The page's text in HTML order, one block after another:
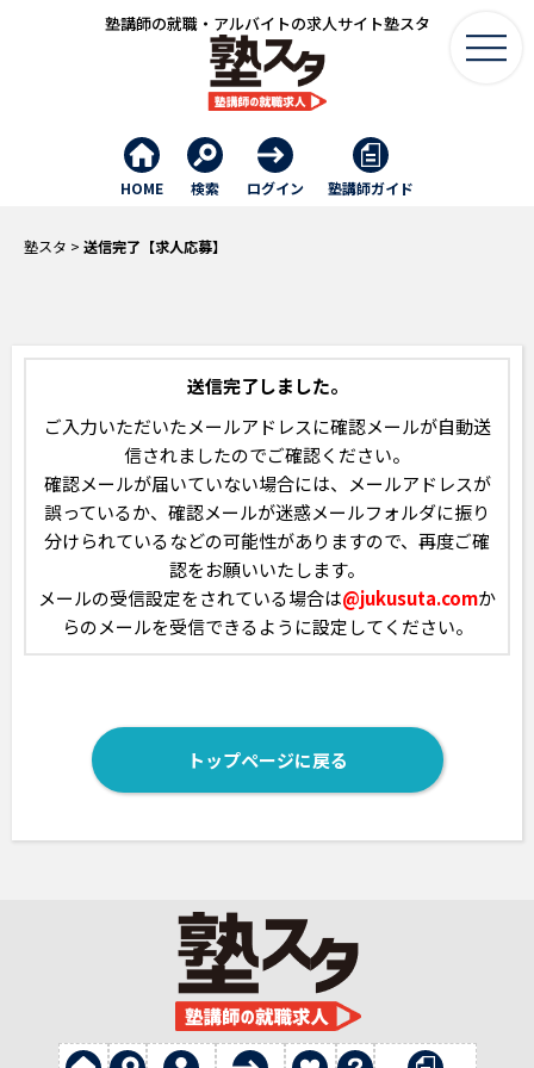
塾講師の就職・アルバイトの求人サイト塾スタ
HOME 検索 ログイン 塾講師ガイド
塾スタ > 送信完了【求人応募】
送信完了しました。
ご入力いただいたメールアドレスに確認メールが自動送
信されましたのでご確認ください。
確認メールが届いていない場合には、メールアドレスが
誤っているか、 確認メールが迷惑メールフォルダに振り
分けられているなどの可能性がありますので、 再度ご確
認をお願いいたします。
メールの受信設定をされている場合は@jukusuta.comか
らのメールを受信できるように設定してください。
トップページに戻る